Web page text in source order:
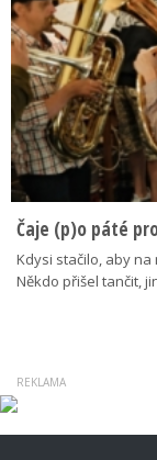
Čaje (p)o páté
Kdysi stačilo, aby
Někdo přišel tančit,